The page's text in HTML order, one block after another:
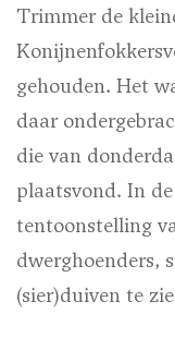
Trimmer de
gehouden. Het
daar
die van
plaatsvond. In
tentoonstelling
dwerghoenders,
(sier)duiven te